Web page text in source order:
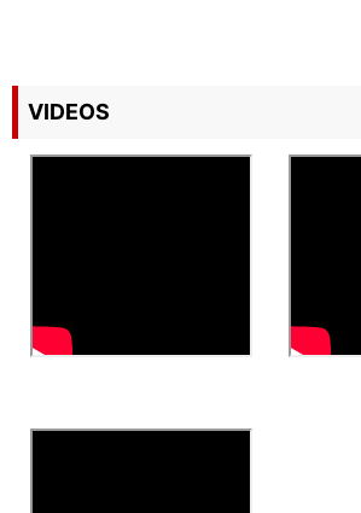
VIDEOS